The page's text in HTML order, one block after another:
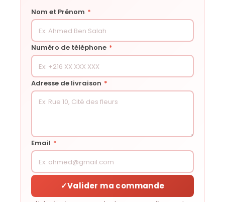
Nom et Prénom *
Numéro de téléphone *
Adresse de livraison *
Email *
✓Valider ma commande